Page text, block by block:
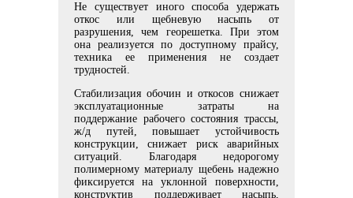
Не существует иного способа удержать
откос или щебневую насыпь от
разрушения, чем георешетка. При этом
она реализуется по доступному прайсу,
техника ее применения не создает
трудностей.
Стабилизация обочин и откосов снижает
эксплуатационные затраты на
поддержание рабочего состояния трассы,
ж/д путей, повышает устойчивость
конструкции, снижает риск аварийных
ситуаций. Благодаря недорогому
полимерному материалу щебень надежно
фиксируется на уклонной поверхности,
конструктив поддерживает насыпь,